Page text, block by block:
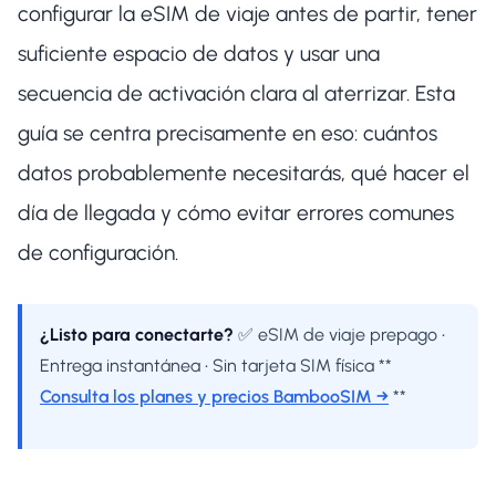
configurar la eSIM de viaje antes de partir, tener
suficiente espacio de datos y usar una
secuencia de activación clara al aterrizar. Esta
guía se centra precisamente en eso: cuántos
datos probablemente necesitarás, qué hacer el
día de llegada y cómo evitar errores comunes
de configuración.
¿Listo para conectarte? ✅ eSIM de viaje prepago •
Entrega instantánea • Sin tarjeta SIM física **
Consulta los planes y precios BambooSIM → **